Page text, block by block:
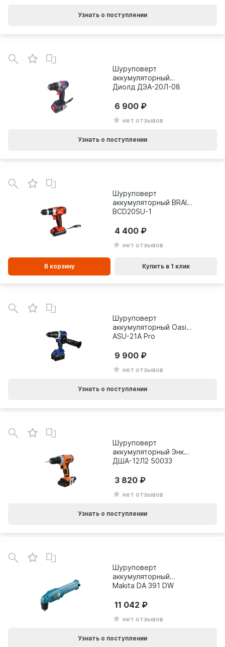
Узнать о поступлении
Шуруповерт
аккумуляторный
Диолд ДЭА-20Л-08
нет отзывов
6 900
Узнать о поступлении
Шуруповерт
аккумуляторный BRAIT
BCD20SU-1
нет отзывов
4 400
В корзину Купить в 1 клик
Шуруповерт
аккумуляторный Oasis
ASU-21A Pro
нет отзывов
9 900
Узнать о поступлении
Шуруповерт
аккумуляторный Энкор
ДША-12Л2 50033
нет отзывов
3 820
Узнать о поступлении
Шуруповерт
аккумуляторный
Makita DA 391 DW
нет отзывов
11 042
Узнать о поступлении